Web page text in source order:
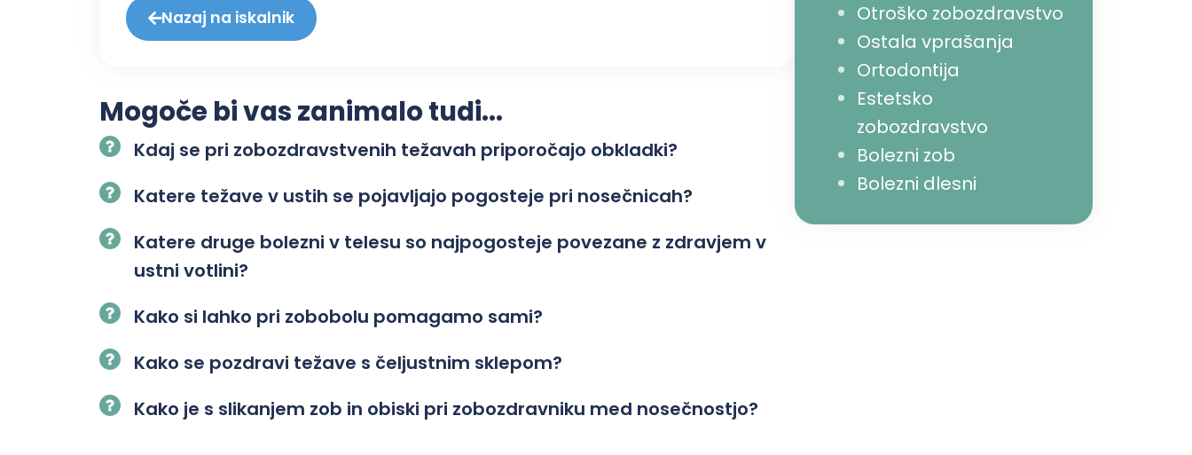
Nazaj na iskalnik
Mogoče bi vas zanimalo tudi...
Kdaj se pri zobozdravstvenih težavah priporočajo obkladki?
Katere težave v ustih se pojavljajo pogosteje pri nosečnicah?
Katere druge bolezni v telesu so najpogosteje povezane z zdravjem v
ustni votlini?
Kako si lahko pri zobobolu pomagamo sami?
Kako se pozdravi težave s čeljustnim sklepom?
Kako je s slikanjem zob in obiski pri zobozdravniku med nosečnostjo?
Otroško zobozdravstvo
Ostala vprašanja
Ortodontija
Estetsko
zobozdravstvo
Bolezni zob
Bolezni dlesni